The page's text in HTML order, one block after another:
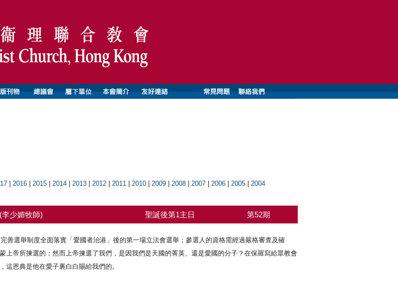
| 2016 | 2015 | 2014 | 2013 | 2012 | 2011 | 2010 | 2009 | 2008 | 2007 | 2006 | 2005 | 2004
少媚牧師) 聖誕後第1主日 第52期
善選舉制度全面落實「愛國者治港」後的第一場立法會選舉；參選人的資格需經過嚴格審查及確
上帝所揀選的；然而上帝揀選了我們，是因我們是天國的菁英、還是愛國的分子？在保羅寫給眾教會
這恩典是他在愛子裏白白賜給我們的。